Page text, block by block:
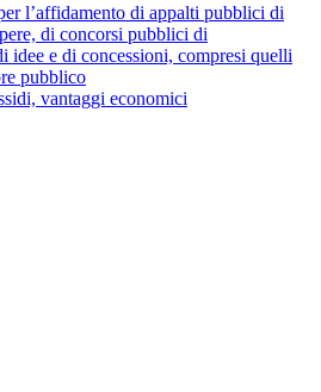
l’affidamento di appalti pubblici di
di concorsi pubblici di
idee e di concessioni, compresi quelli
pubblico
vantaggi economici